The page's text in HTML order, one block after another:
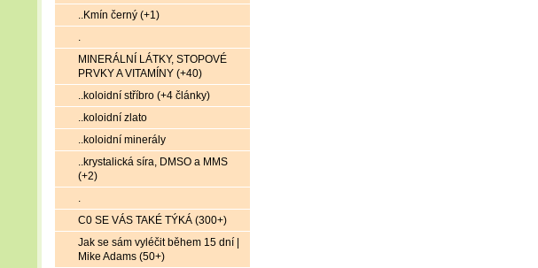
..Kmín černý (+1)
.
MINERÁLNÍ LÁTKY, STOPOVÉ
PRVKY A VITAMÍNY (+40)
..koloidní stříbro (+4 články)
..koloidní zlato
..koloidní minerály
..krystalická síra, DMSO a MMS
(+2)
.
C0 SE VÁS TAKÉ TÝKÁ (300+)
Jak se sám vyléčit během 15 dní |
Mike Adams (50+)